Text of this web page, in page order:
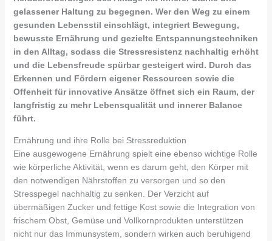
gelassener Haltung zu begegnen. Wer den Weg zu einem
gesunden Lebensstil einschlägt, integriert Bewegung,
bewusste Ernährung und gezielte Entspannungstechniken
in den Alltag, sodass die Stressresistenz nachhaltig erhöht
und die Lebensfreude spürbar gesteigert wird. Durch das
Erkennen und Fördern eigener Ressourcen sowie die
Offenheit für innovative Ansätze öffnet sich ein Raum, der
langfristig zu mehr Lebensqualität und innerer Balance
führt.
Ernährung und ihre Rolle bei Stressreduktion
Eine ausgewogene Ernährung spielt eine ebenso wichtige Rolle
wie körperliche Aktivität, wenn es darum geht, den Körper mit
den notwendigen Nährstoffen zu versorgen und so den
Stresspegel nachhaltig zu senken. Der Verzicht auf
übermäßigen Zucker und fettige Kost sowie die Integration von
frischem Obst, Gemüse und Vollkornprodukten unterstützen
nicht nur das Immunsystem, sondern wirken auch beruhigend